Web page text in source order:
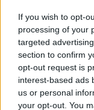
If you wish to opt-
processing of your
targeted
section to confirm
opt-out request is
interest-based ads
us or personal
your opt-out. You
​Il lato positivo delle
​Storie antiche di
​Quello che alle
Adultescenza
Homo imbecillis
​4 anni di Blog
Quando il silenzio è
​Il passato, questo